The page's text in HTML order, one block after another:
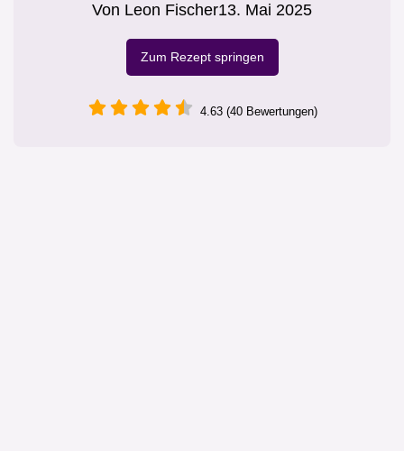
Von Leon Fischer13. Mai 2025
Zum Rezept springen
4.63 (40 Bewertungen)